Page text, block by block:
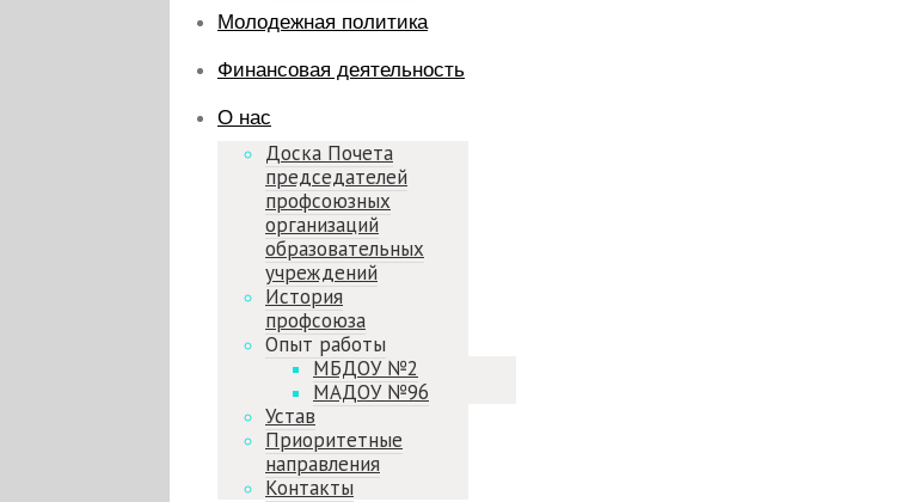
Молодежная политика
Финансовая деятельность
О нас
Доска Почета
председателей
профсоюзных
организаций
образовательных
учреждений
История
профсоюза
Опыт работы
МБДОУ №2
МАДОУ №96
Устав
Приоритетные
направления
Контакты